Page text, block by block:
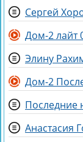
Дом-2 лайт
Дом-2